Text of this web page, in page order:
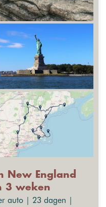
New England
3 weken
auto | 23 dagen |